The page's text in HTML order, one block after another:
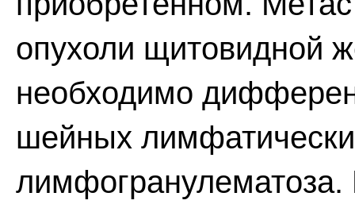
опухоли щитовидной
необходимо
шейных